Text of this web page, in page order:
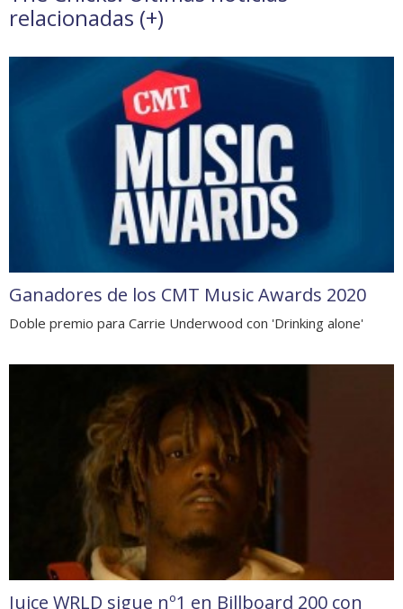
relacionadas (+)
Ganadores de los CMT Music Awards 2020
Doble premio para Carrie Underwood con 'Drinking alone'
Juice WRLD sigue nº1 en Billboard 200 con